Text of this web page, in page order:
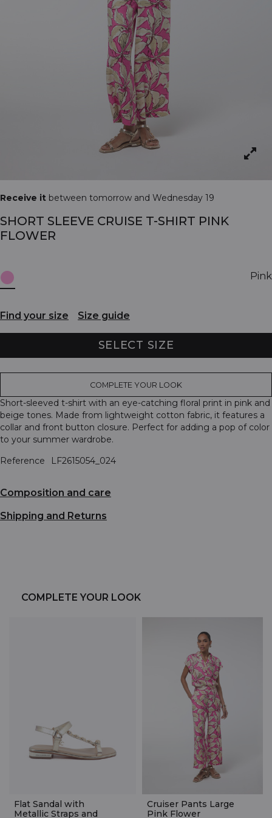
Receive it between tomorrow and Wednesday 19
SHORT SLEEVE CRUISE T-SHIRT PINK
FLOWER
Pink
Find your size Size guide
SELECT SIZE
COMPLETE YOUR LOOK
Short-sleeved t-shirt with an eye-catching floral print in pink and
beige tones. Made from lightweight cotton fabric, it features a
collar and front button closure. Perfect for adding a pop of color
to your summer wardrobe.
Reference
LF2615054_024
Composition and care
Shipping and Returns
COMPLETE YOUR LOOK
Flat Sandal with
Metallic Straps and
Cruiser Pants Large
Pink Flower